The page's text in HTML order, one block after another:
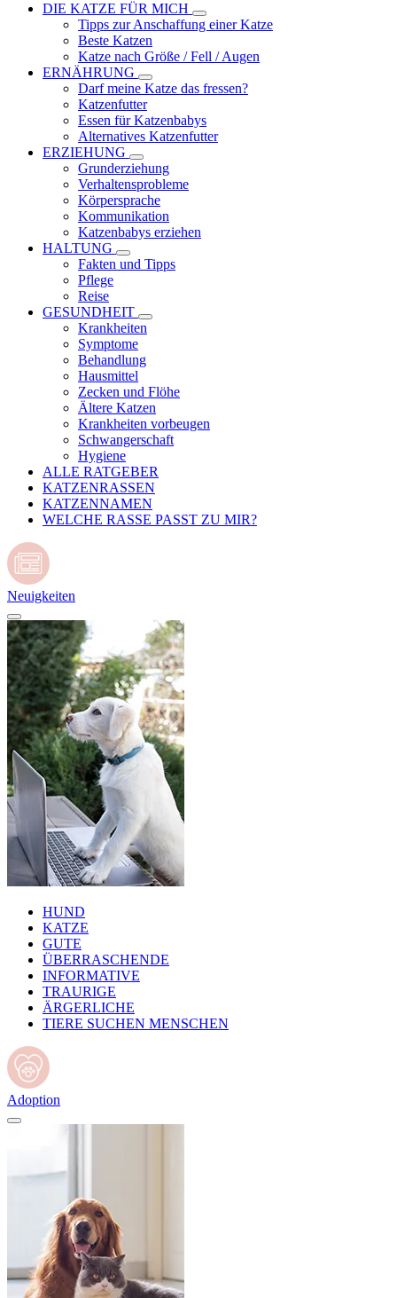
DIE KATZE FÜR MICH
Tipps zur Anschaffung einer Katze
Beste Katzen
Katze nach Größe / Fell / Augen
ERNÄHRUNG
Darf meine Katze das fressen?
Katzenfutter
Essen für Katzenbabys
Alternatives Katzenfutter
ERZIEHUNG
Grunderziehung
Verhaltensprobleme
Körpersprache
Kommunikation
Katzenbabys erziehen
HALTUNG
Fakten und Tipps
Pflege
Reise
GESUNDHEIT
Krankheiten
Symptome
Behandlung
Hausmittel
Zecken und Flöhe
Ältere Katzen
Krankheiten vorbeugen
Schwangerschaft
Hygiene
ALLE RATGEBER
KATZENRASSEN
KATZENNAMEN
WELCHE RASSE PASST ZU MIR?
Neuigkeiten
HUND
KATZE
GUTE
ÜBERRASCHENDE
INFORMATIVE
TRAURIGE
ÄRGERLICHE
TIERE SUCHEN MENSCHEN
Adoption